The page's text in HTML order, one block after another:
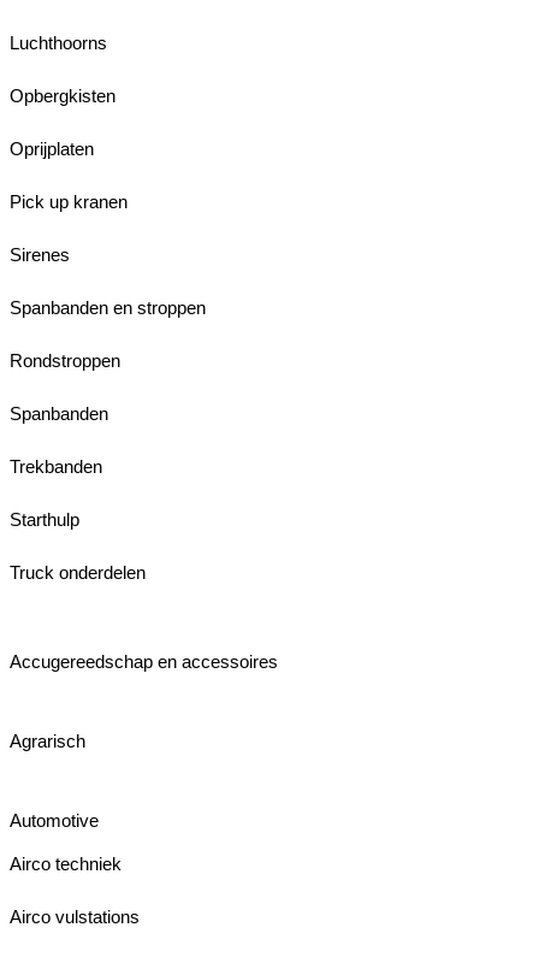
Luchthoorns
Opbergkisten
Oprijplaten
Pick up kranen
Sirenes
Spanbanden en stroppen
Rondstroppen
Spanbanden
Trekbanden
Starthulp
Truck onderdelen
Accugereedschap en accessoires
Agrarisch
Automotive
Airco techniek
Airco vulstations